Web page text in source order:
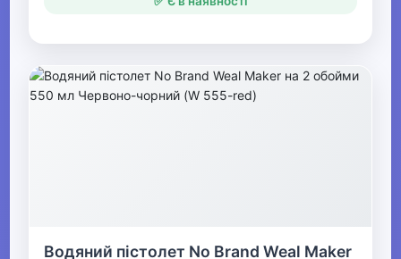
Водяний пістолет No Brand Weal Maker